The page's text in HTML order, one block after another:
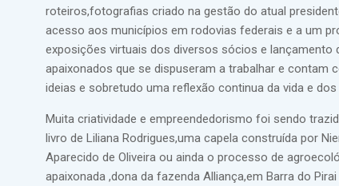
roteiros,fotografias criado na gestão do atual
acesso aos municípios em rodovias federais e a um
exposições virtuais dos diversos sócios e lançamento
apaixonados que se dispuseram a trabalhar e
ideias e sobretudo uma reflexão continua da vida e
Muita criatividade e empreendedorismo foi sendo
livro de Liliana Rodrigues,uma capela construída por
Aparecido de Oliveira ou ainda o processo de
apaixonada ,dona da fazenda Alliança,em Barra do